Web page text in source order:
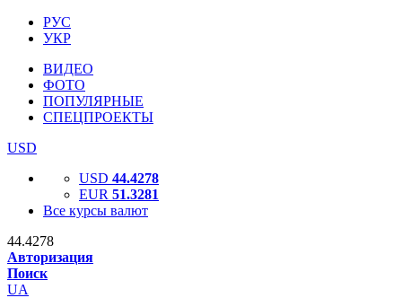
РУС
УКР
ВИДЕО
ФОТО
ПОПУЛЯРНЫЕ
СПЕЦПРОЕКТЫ
USD
USD 44.4278
EUR 51.3281
Все курсы валют
44.4278
Авторизация
Поиск
UA